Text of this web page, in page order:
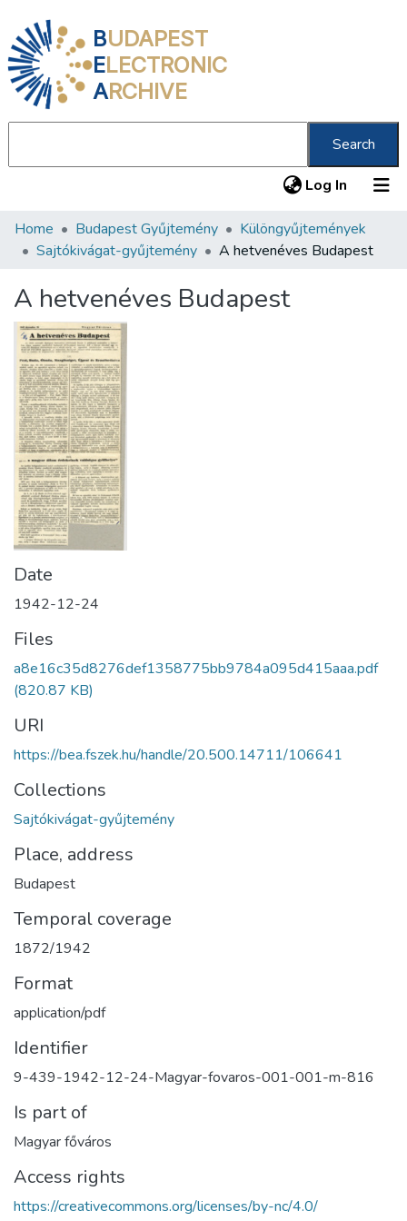
BUDAPEST
ELECTRONIC
ARCHIVE
Search
Log In (current)
Communities & Collections
Statistics
About us
Home Budapest Gyűjtemény
Különgyűjtemények
Sajtókivágat-gyűjtemény
A hetvenéves Budapest
A hetvenéves Budapest
Date
1942-12-24
Files
a8e16c35d8276def1358775bb9784a095d415aaa.pdf
(820.87 KB)
URI
https://bea.fszek.hu/handle/20.500.14711/106641
Collections
Sajtókivágat-gyűjtemény
Place, address
Budapest
Temporal coverage
1872/1942
Format
application/pdf
Identifier
9-439-1942-12-24-Magyar-fovaros-001-001-m-816
Is part of
Magyar főváros
Access rights
https://creativecommons.org/licenses/by-nc/4.0/